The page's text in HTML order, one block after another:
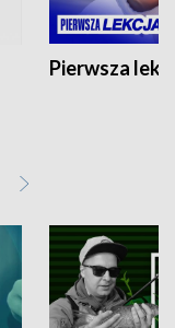
Pierwsza